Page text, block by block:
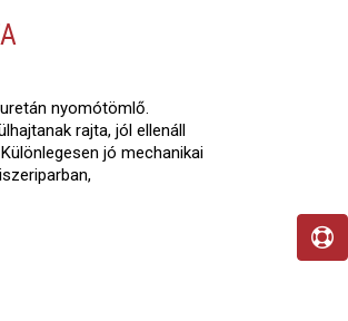
nyomótömlő.
rajta, jól ellenáll
jó mechanikai